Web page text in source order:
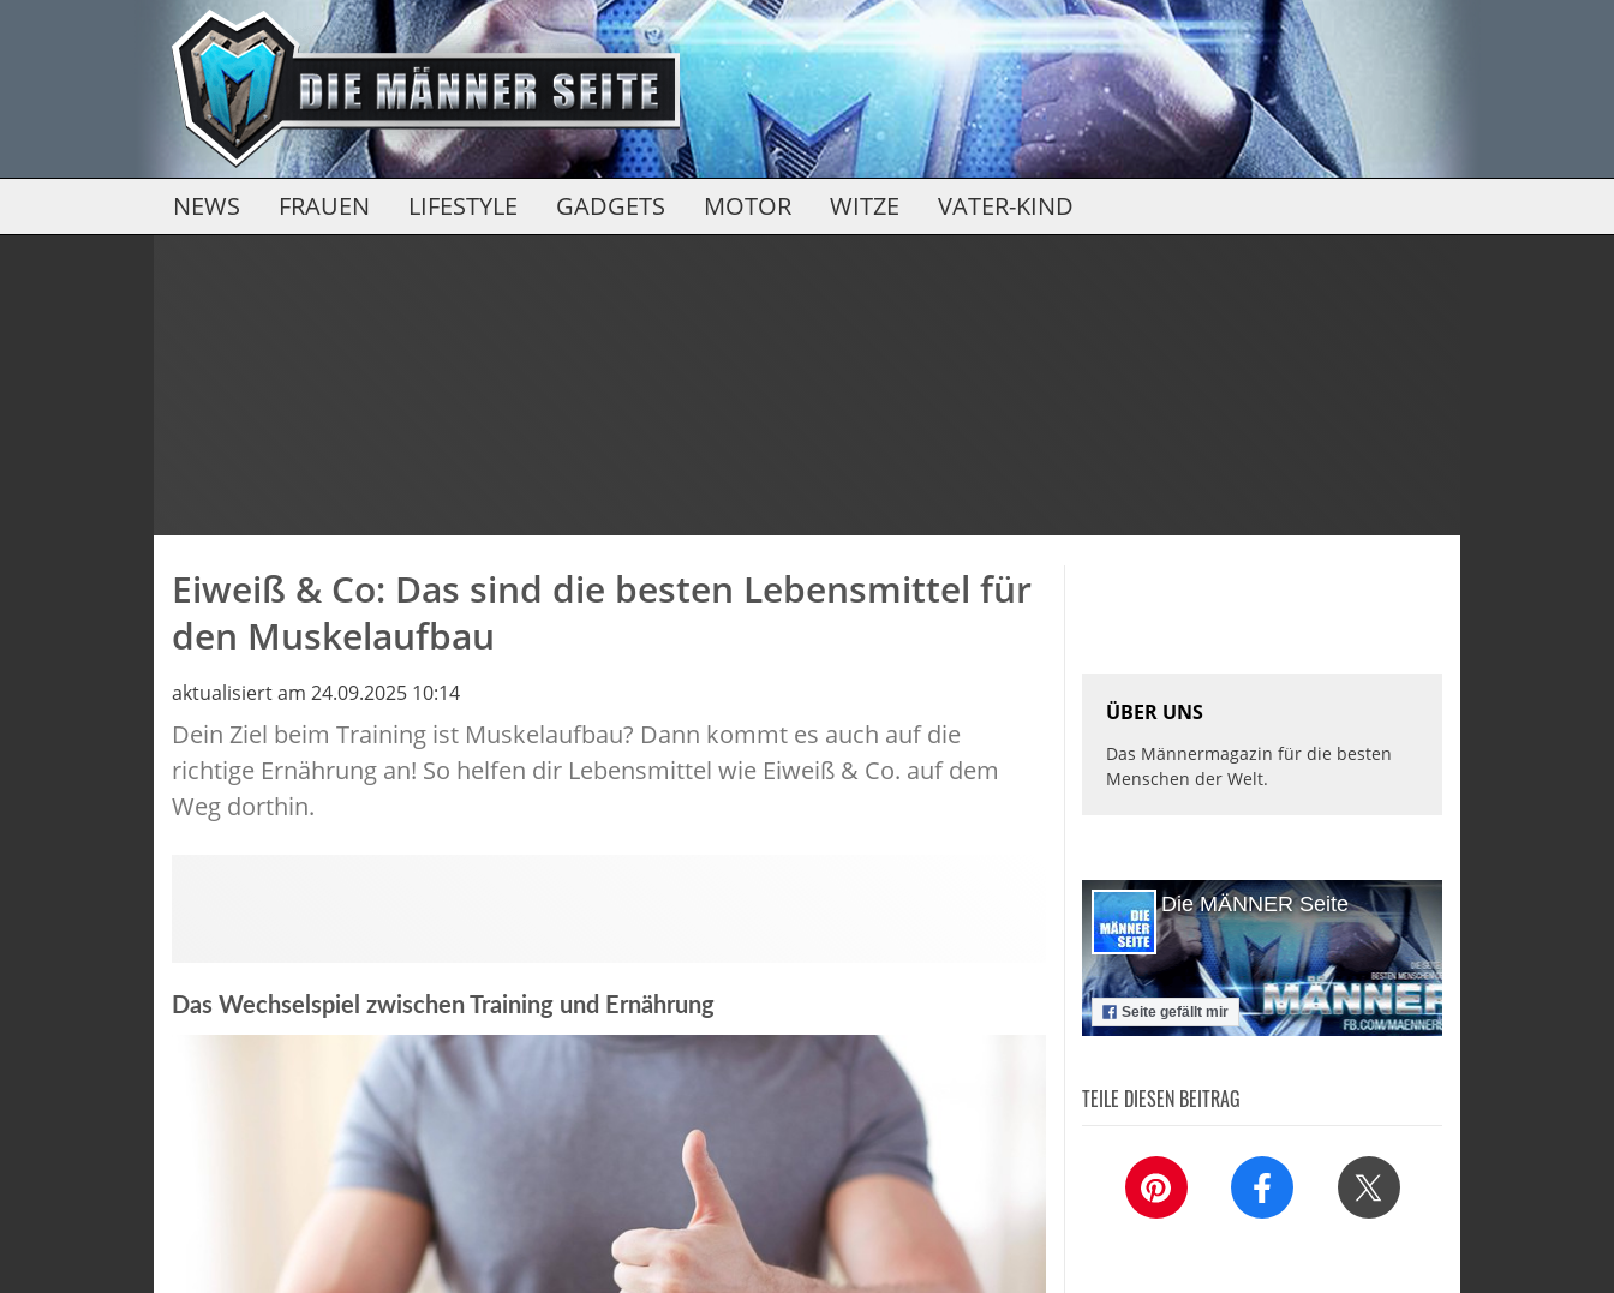
NEWS FRAUEN LIFESTYLE GADGETS MOTOR WITZE VATER-KIND
Eiweiß & Co: Das sind die besten Lebensmittel für
den Muskelaufbau
aktualisiert am 24.09.2025 10:14
Dein Ziel beim Training ist Muskelaufbau? Dann kommt es auch auf die
richtige Ernährung an! So helfen dir Lebensmittel wie Eiweiß & Co. auf dem
Weg dorthin.
Das Wechselspiel zwischen Training und Ernährung
ÜBER UNS
Das Männermagazin für die besten
Menschen der Welt.
Die MÄNNER Seite
Seite gefällt mir
TEILE DIESEN BEITRAG